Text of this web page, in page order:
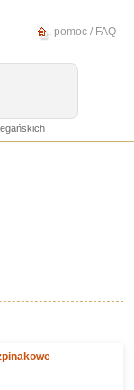
pomoc / FAQ